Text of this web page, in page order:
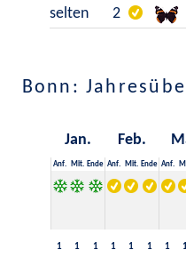
selten 2
Bonn:
Jan. Feb.
Anf. Mit. Ende Anf. Mit. Ende Anf.
1 1 1 1 1 1 1